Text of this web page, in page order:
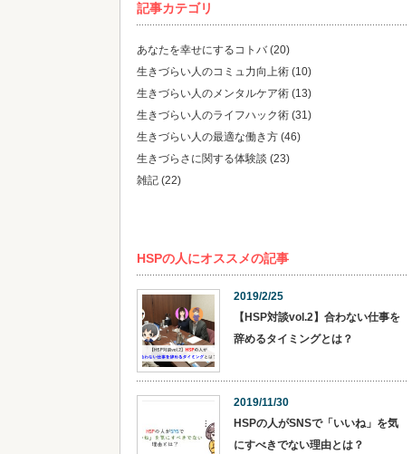
記事カテゴリ
あなたを幸せにするコトバ(20)
生きづらい人のコミュ力向上術 (10)
生きづらい人のメンタルケア術 (13)
生きづらい人のライフハック術 (31)
生きづらい人の最適な働き方 (46)
生きづらさに関する体験談 (23)
雑記 (22)
HSPの人にオススメの記事
2019/2/25
【HSP対談vol.2】合わない仕事を
辞めるタイミングとは？
2019/11/30
HSPの人がSNSで「いいね」を気
にすべきでない理由とは？